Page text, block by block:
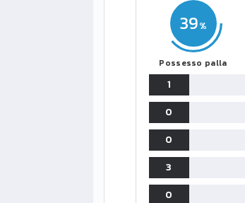
39
Possesso palla
1
0
0
3
0